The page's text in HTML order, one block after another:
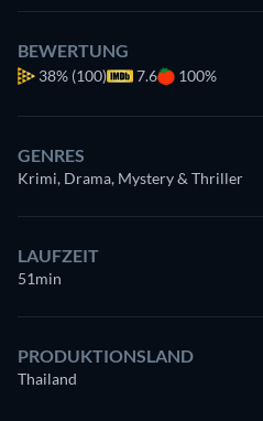
BEWERTUNG
38% (100) 7.6 100%
GENRES
Krimi, Drama, Mystery & Thriller
LAUFZEIT
51min
PRODUKTIONSLAND
Thailand